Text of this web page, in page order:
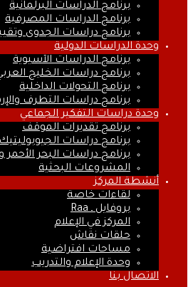
برنامج الدراسات البرلمانية
برنامج الدراسات المصرفية
برنامج دراسات الجدوى
وحدة الدراسات الدولية
برنامج الدراسات الآسيوية
برنامج دراسات الخليج
برنامج التحولات الداخلية
برنامج دراسات التطرف
وحدة دراسات التفكير الجماعي
برنامج تقديرات الموقف
برنامج دراسات
برنامج دراسات البحر الأحمر
المشروعات البحثية
أنشطة المركز
لقاءات خاصة
بروفايل ـ Raa
المركز في الإعلام
حلقات نقاش
مساحات افتراضية
وحدة الإعلام والتدريب
الاتصال بنا